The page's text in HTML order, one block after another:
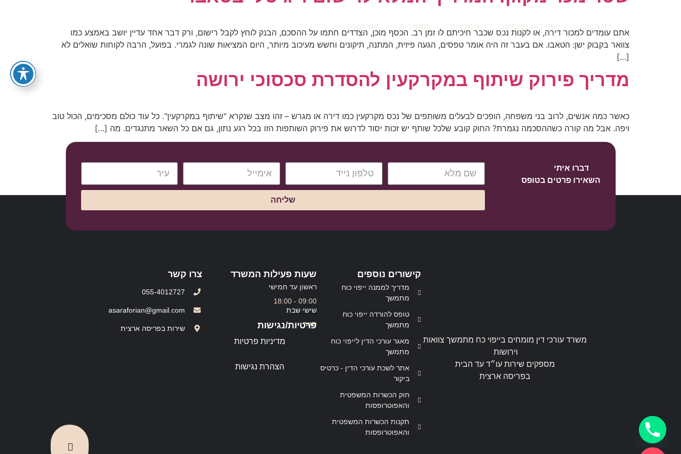
אתם עומדים למכור דירה, או לקנות נכס שכבר חיכיתם לו זמן רב. הכסף מוכן, הצדדים חתמו על ההסכם, הבנק לוחץ לקבל רישום, ורק דבר אחד עדיין יושב באמצע כמו
צוואר בקבוק ישן: הטאבו. אם בעבר זה היה אומר טפסים, הגעה פיזית, המתנה, תיקונים וחשש מעיכוב מיותר, היום המציאות שונה לגמרי. בפועל, הרבה לקוחות שואלים לא
[…]
מדריך פירוק שיתוף במקרקעין להסדרת סכסוכי ירושה
כאשר כמה אנשים, לרוב בני משפחה, הופכים לבעלים משותפים של נכס מקרקעין כמו דירה או מגרש – זהו מצב שנקרא "שיתוף במקרקעין". כל עוד כולם מסכימים, הכול טוב
ויפה. אבל מה קורה כשההסכמה נגמרת? החוק קובע שלכל שותף יש זכות יסוד לדרוש את פירוק השותפות הזו בכל רגע נתון, גם אם כל השאר מתנגדים. מה […]
דברו איתי
השאירו פרטים בטופס
שליחה
משרד עורכי דין מומחים בייפוי כח מתמשך צוואות
וירושות
מספקים שירות עו״ד עד הבית
בפריסה ארצית
קישורים נוספים
מדריך לממנה ייפוי כוח
מתמשך
טופס להורדה ייפוי כוח
מתמשך
מאגר עורכי הדין לייפוי כוח
מתמשך
אתר לשכת עורכי הדין - כרטיס
ביקור
חוק הכשרות המשפטית
והאפוטרופסות
תקנות הכשרות המשפטית
והאפוטרופסות
שעות פעילות המשרד
ראשון עד חמישי
09:00 - 18:00
שישי שבת
סגור
פרטיות/נגישות
מדיניות פרטיות
הצהרת נגישות
צרו קשר
055-4012727
asaraforian@gmail.com
שירות בפריסה ארצית